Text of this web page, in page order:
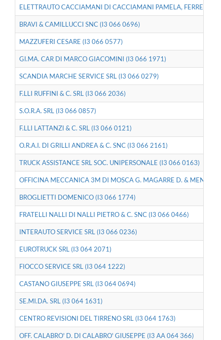
ELETTRAUTO CACCIAMANI DI CACCIAMANI PAMELA, FERRETTI
BRAVI & CAMILLUCCI SNC (I3 066 0696)
MAZZUFERI CESARE (I3 066 0577)
GI.MA. CAR DI MARCO GIACOMINI (I3 066 1971)
SCANDIA MARCHE SERVICE SRL (I3 066 0279)
F.LLI RUFFINI & C. SRL (I3 066 2036)
S.O.R.A. SRL (I3 066 0857)
F.LLI LATTANZI & C. SRL (I3 066 0121)
O.R.A.I. DI GRILLI ANDREA & C. SNC (I3 066 2161)
TRUCK ASSISTANCE SRL SOC. UNIPERSONALE (I3 066 0163)
OFFICINA MECCANICA 3M DI MOSCA G. MAGARRE D. &
BROGLIETTI DOMENICO (I3 066 1774)
FRATELLI NALLI DI NALLI PIETRO & C. SNC (I3 066 0466)
INTERAUTO SERVICE SRL (I3 066 0236)
EUROTRUCK SRL (I3 064 2071)
FIOCCO SERVICE SRL (I3 064 1222)
CASTANO GIUSEPPE SRL (I3 064 0694)
SE.MI.DA. SRL (I3 064 1631)
CENTRO REVISIONI DEL TIRRENO SRL (I3 064 1763)
OFF. CALABRO' D. DI CALABRO' GIUSEPPE (I3 AA 064 366)